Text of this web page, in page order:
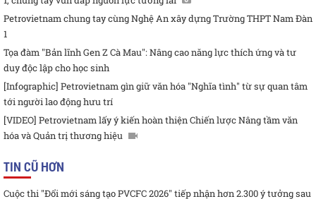
Petrovietnam chung tay cùng Nghệ An xây dựng Trường THPT Nam Đàn
1
Tọa đàm "Bản lĩnh Gen Z Cà Mau": Nâng cao năng lực thích ứng và tư
duy độc lập cho học sinh
[Infographic] Petrovietnam gìn giữ văn hóa "Nghĩa tình" từ sự quan tâm
tới người lao động hưu trí
[VIDEO] Petrovietnam lấy ý kiến hoàn thiện Chiến lược Nâng tầm văn
hóa và Quản trị thương hiệu
TIN CŨ HƠN
Cuộc thi "Đổi mới sáng tạo PVCFC 2026" tiếp nhận hơn 2.300 ý tưởng sau